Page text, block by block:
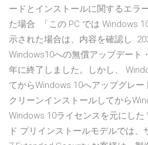
ードとインストールに関するエラ
た場合. 「この PC では Windows
示された場合は、内容を確認し
Windows10への無償アップデート
年に終了しました。しかし、
てからWindows 10へアップグレ
クリーンインストールしてから
Windows 10ライセンスを元にし
ド プリインストールモデルでは